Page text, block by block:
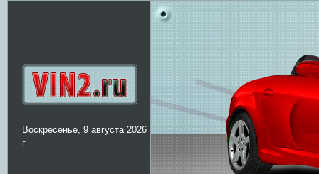
Воскресенье, 9 августа 2026
г.